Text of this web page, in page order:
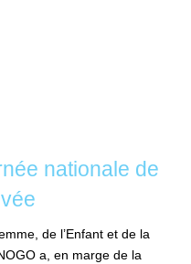
nationale de
de l’Enfant et de la
a, en marge de la